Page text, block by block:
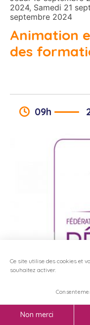
2024, Samedi 21
septembre 2024
Animation
des
09h
2024, Samedi 21
Exposition
Ce site utilise des cookies et
souhaitez activer.
Non merci